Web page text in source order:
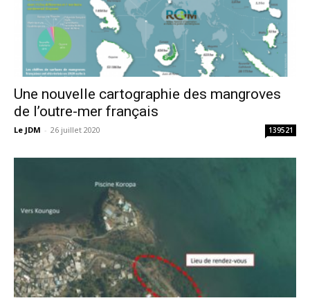
Une nouvelle cartographie des mangroves
de l’outre-mer français
Le JDM - 26 juillet 2020 139521